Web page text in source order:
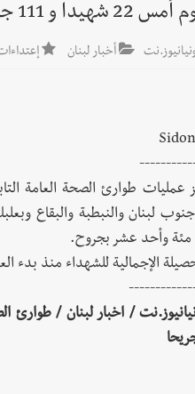
التي تمزق القلوب
الرئيس الأميركي ترامب يحذّر
و 111 جريحا
أخبار لبنان
طوارئ الصحة العامة
لبنان والنبطبة والبقاع
مئة وأحد عشر بجروح.
للشهداء منذ بدء العدوان إلى 2083،